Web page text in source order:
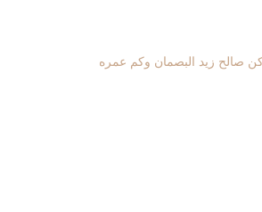
صالح زيد البصمان وكم عمره